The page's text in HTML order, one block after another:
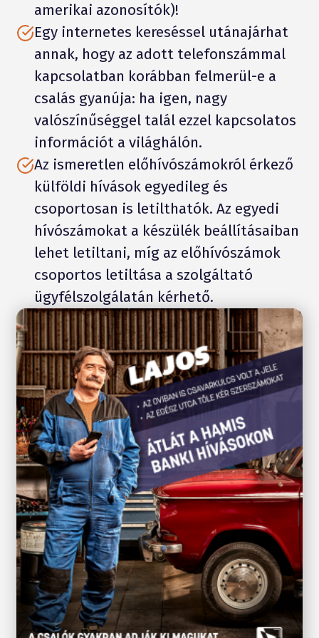
amerikai azonosítók)!
Egy internetes kereséssel utánajárhat
annak, hogy az adott telefonszámmal
kapcsolatban korábban felmerül-e a
csalás gyanúja: ha igen, nagy
valószínűséggel talál ezzel kapcsolatos
információt a világhálón.
Az ismeretlen előhívószámokról érkező
külföldi hívások egyedileg és
csoportosan is letilthatók. Az egyedi
hívószámokat a készülék beállításaiban
lehet letiltani, míg az előhívószámok
csoportos letiltása a szolgáltató
ügyfélszolgálatán kérhető.